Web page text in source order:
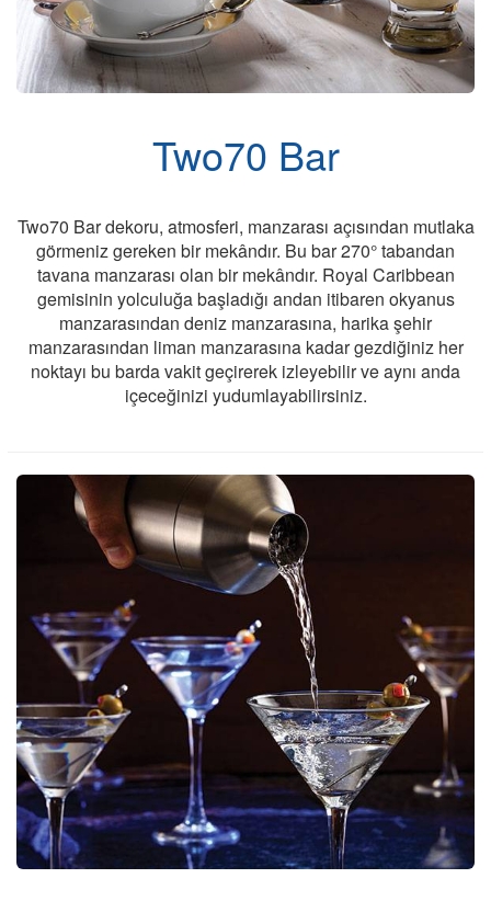
Gemide Yaşam
Two70 Bar
Two70 Bar dekoru, atmosferi, manzarası açısından mutlaka
görmeniz gereken bir mekândır. Bu bar 270° tabandan
tavana manzarası olan bir mekândır. Royal Caribbean
gemisinin yolculuğa başladığı andan itibaren okyanus
manzarasından deniz manzarasına, harika şehir
manzarasından liman manzarasına kadar gezdiğiniz her
noktayı bu barda vakit geçirerek izleyebilir ve aynı anda
içeceğinizi yudumlayabilirsiniz.